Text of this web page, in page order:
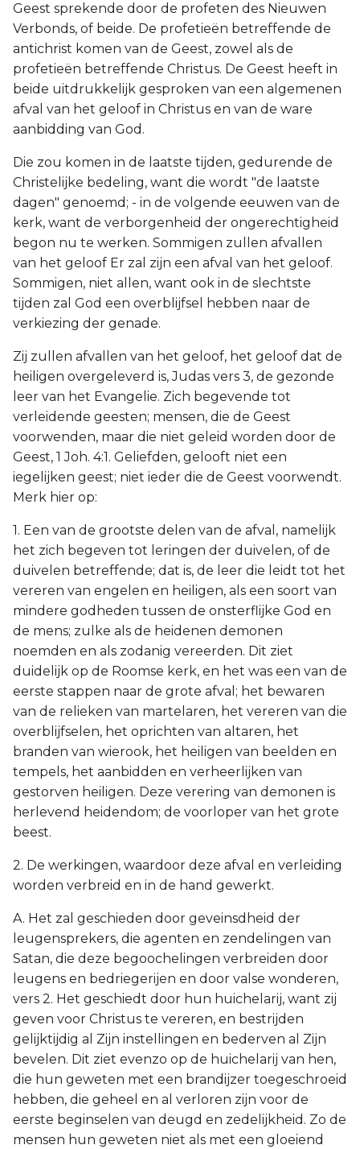
Geest sprekende door de profeten des Nieuwen
Verbonds, of beide. De profetieën betreffende de
antichrist komen van de Geest, zowel als de
profetieën betreffende Christus. De Geest heeft in
beide uitdrukkelijk gesproken van een algemenen
afval van het geloof in Christus en van de ware
aanbidding van God.
Die zou komen in de laatste tijden, gedurende de
Christelijke bedeling, want die wordt "de laatste
dagen" genoemd; - in de volgende eeuwen van de
kerk, want de verborgenheid der ongerechtigheid
begon nu te werken. Sommigen zullen afvallen
van het geloof Er zal zijn een afval van het geloof.
Sommigen, niet allen, want ook in de slechtste
tijden zal God een overblijfsel hebben naar de
verkiezing der genade.
Zij zullen afvallen van het geloof, het geloof dat de
heiligen overgeleverd is, Judas vers 3, de gezonde
leer van het Evangelie. Zich begevende tot
verleidende geesten; mensen, die de Geest
voorwenden, maar die niet geleid worden door de
Geest, 1 Joh. 4:1. Geliefden, gelooft niet een
iegelijken geest; niet ieder die de Geest voorwendt.
Merk hier op:
1. Een van de grootste delen van de afval, namelijk
het zich begeven tot leringen der duivelen, of de
duivelen betreffende; dat is, de leer die leidt tot het
vereren van engelen en heiligen, als een soort van
mindere godheden tussen de onsterflijke God en
de mens; zulke als de heidenen demonen
noemden en als zodanig vereerden. Dit ziet
duidelijk op de Roomse kerk, en het was een van de
eerste stappen naar de grote afval; het bewaren
van de relieken van martelaren, het vereren van die
overblijfselen, het oprichten van altaren, het
branden van wierook, het heiligen van beelden en
tempels, het aanbidden en verheerlijken van
gestorven heiligen. Deze verering van demonen is
herlevend heidendom; de voorloper van het grote
beest.
2. De werkingen, waardoor deze afval en verleiding
worden verbreid en in de hand gewerkt.
A. Het zal geschieden door geveinsdheid der
leugensprekers, die agenten en zendelingen van
Satan, die deze begoochelingen verbreiden door
leugens en bedriegerijen en door valse wonderen,
vers 2. Het geschiedt door hun huichelarij, want zij
geven voor Christus te vereren, en bestrijden
gelijktijdig al Zijn instellingen en bederven al Zijn
bevelen. Dit ziet evenzo op de huichelarij van hen,
die hun geweten met een brandijzer toegeschroeid
hebben, die geheel en al verloren zijn voor de
eerste beginselen van deugd en zedelijkheid. Zo de
mensen hun geweten niet als met een gloeiend